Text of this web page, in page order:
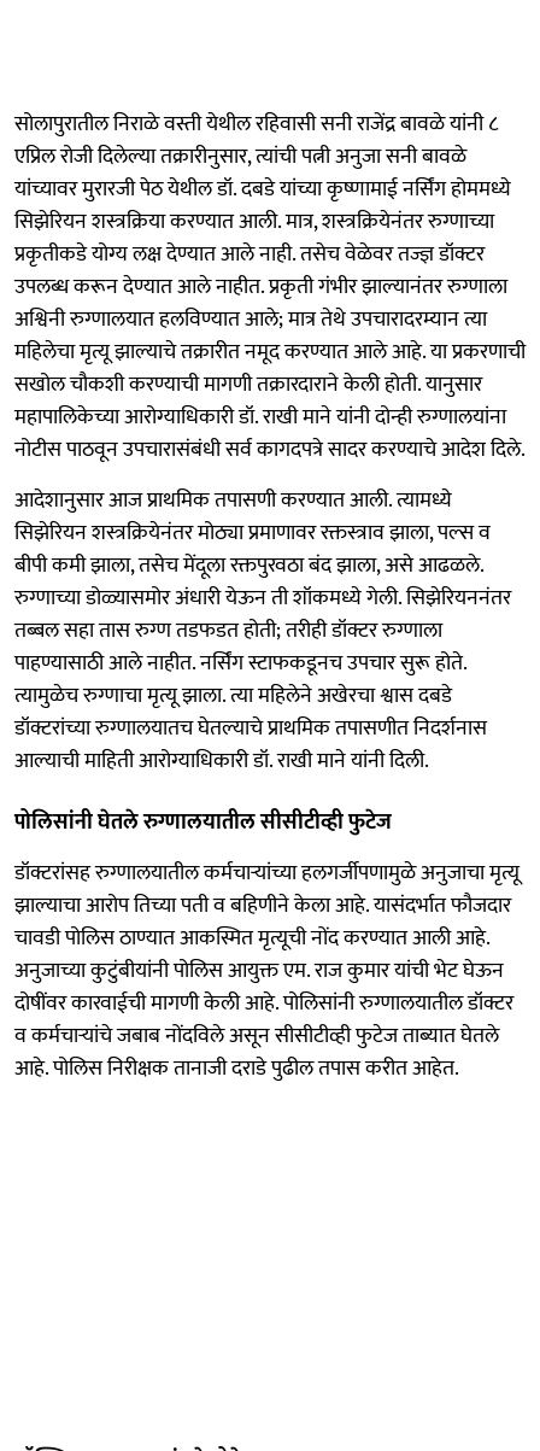
सोलापुरातील निराळे वस्ती येथील रहिवासी सनी राजेंद्र बावळे यांनी ८
एप्रिल रोजी दिलेल्या तक्रारीनुसार, त्यांची पत्नी अनुजा सनी बावळे
यांच्यावर मुरारजी पेठ येथील डॉ. दबडे यांच्या कृष्णामाई नर्सिंग होममध्ये
सिझेरियन शस्त्रक्रिया करण्यात आली. मात्र, शस्त्रक्रियेनंतर रुग्णाच्या
प्रकृतीकडे योग्य लक्ष देण्यात आले नाही. तसेच वेळेवर तज्ज्ञ डॉक्टर
उपलब्ध करून देण्यात आले नाहीत. प्रकृती गंभीर झाल्यानंतर रुग्णाला
अश्विनी रुग्णालयात हलविण्यात आले; मात्र तेथे उपचारादरम्यान त्या
महिलेचा मृत्यू झाल्याचे तक्रारीत नमूद करण्यात आले आहे. या प्रकरणाची
सखोल चौकशी करण्याची मागणी तक्रारदाराने केली होती. यानुसार
महापालिकेच्या आरोग्याधिकारी डॉ. राखी माने यांनी दोन्ही रुग्णालयांना
नोटीस पाठवून उपचारासंबंधी सर्व कागदपत्रे सादर करण्याचे आदेश दिले.
आदेशानुसार आज प्राथमिक तपासणी करण्यात आली. त्यामध्ये
सिझेरियन शस्त्रक्रियेनंतर मोठ्या प्रमाणावर रक्तस्त्राव झाला, पल्स व
बीपी कमी झाला, तसेच मेंदूला रक्तपुरवठा बंद झाला, असे आढळले.
रुग्णाच्या डोळ्यासमोर अंधारी येऊन ती शॉकमध्ये गेली. सिझेरियननंतर
तब्बल सहा तास रुग्ण तडफडत होती; तरीही डॉक्टर रुग्णाला
पाहण्यासाठी आले नाहीत. नर्सिंग स्टाफकडूनच उपचार सुरू होते.
त्यामुळेच रुग्णाचा मृत्यू झाला. त्या महिलेने अखेरचा श्वास दबडे
डॉक्टरांच्या रुग्णालयातच घेतल्याचे प्राथमिक तपासणीत निदर्शनास
आल्याची माहिती आरोग्याधिकारी डॉ. राखी माने यांनी दिली.
पोलिसांनी घेतले रुग्णालयातील सीसीटीव्ही फुटेज
डॉक्टरांसह रुग्णालयातील कर्मचाऱ्यांच्या हलगर्जीपणामुळे अनुजाचा मृत्यू
झाल्याचा आरोप तिच्या पती व बहिणीने केला आहे. यासंदर्भात फौजदार
चावडी पोलिस ठाण्यात आकस्मित मृत्यूची नोंद करण्यात आली आहे.
अनुजाच्या कुटुंबीयांनी पोलिस आयुक्त एम. राज कुमार यांची भेट घेऊन
दोषींवर कारवाईची मागणी केली आहे. पोलिसांनी रुग्णालयातील डॉक्टर
व कर्मचाऱ्यांचे जबाब नोंदविले असून सीसीटीव्ही फुटेज ताब्यात घेतले
आहे. पोलिस निरीक्षक तानाजी दराडे पुढील तपास करीत आहेत.